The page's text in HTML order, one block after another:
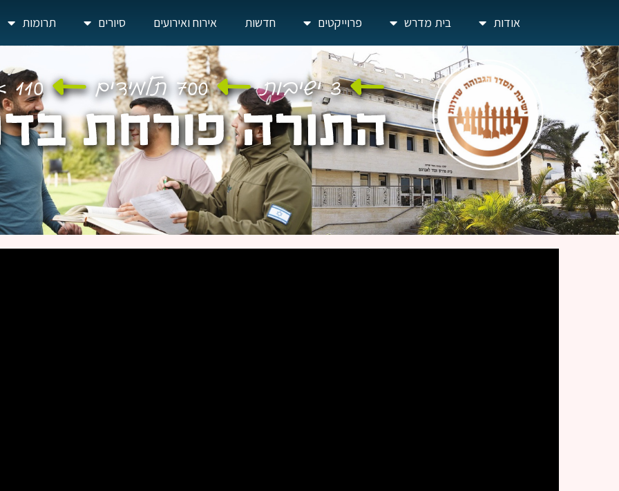
אודות בית מדרש פרוייקטים חדשות אירוח ואירועים סיורים תרומות